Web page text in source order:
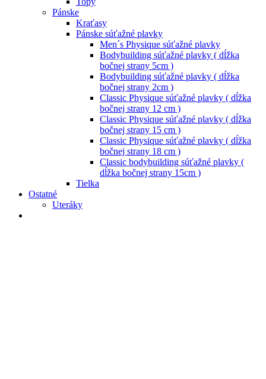
Pánske
Kraťasy
Pánske súťažné plavky
Men´s Physique súťažné plavky
Bodybuilding súťažné plavky ( dĺžka
bočnej strany 5cm )
Bodybuilding súťažné plavky ( dĺžka
bočnej strany 2cm )
Classic Physique súťažné plavky ( dĺžka
bočnej strany 12 cm )
Classic Physique súťažné plavky ( dĺžka
bočnej strany 15 cm )
Classic Physique súťažné plavky ( dĺžka
bočnej strany 18 cm )
Classic bodybuilding súťažné plavky (
dĺžka bočnej strany 15cm )
Tielka
Ostatné
Uteráky